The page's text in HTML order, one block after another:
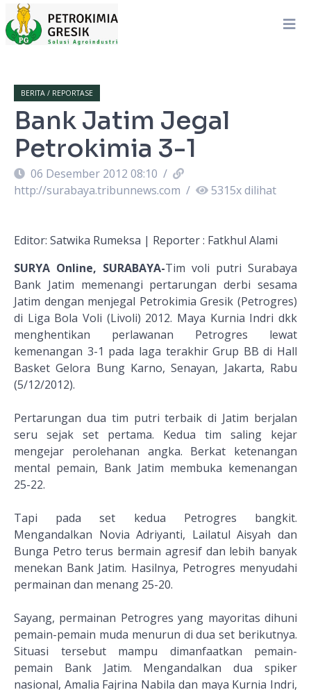
BERITA / REPORTASE
Bank Jatim Jegal
Petrokimia 3-1
06 Desember 2012 08:10 /
http://surabaya.tribunnews.com / 5315x dilihat
Editor: Satwika Rumeksa | Reporter : Fatkhul Alami
SURYA Online, SURABAYA-Tim voli putri Surabaya
Bank Jatim memenangi pertarungan derbi sesama
Jatim dengan menjegal Petrokimia Gresik (Petrogres)
di Liga Bola Voli (Livoli) 2012. Maya Kurnia Indri dkk
menghentikan perlawanan Petrogres lewat
kemenangan 3-1 pada laga terakhir Grup BB di Hall
Basket Gelora Bung Karno, Senayan, Jakarta, Rabu
(5/12/2012).
Pertarungan dua tim putri terbaik di Jatim berjalan
seru sejak set pertama. Kedua tim saling kejar
mengejar perolehanan angka. Berkat ketenangan
mental pemain, Bank Jatim membuka kemenangan
25-22.
Tapi pada set kedua Petrogres bangkit.
Mengandalkan Novia Adriyanti, Lailatul Aisyah dan
Bunga Petro terus bermain agresif dan lebih banyak
menekan Bank Jatim. Hasilnya, Petrogres menyudahi
permainan dan menang 25-20.
Sayang, permainan Petrogres yang mayoritas dihuni
pemain-pemain muda menurun di dua set berikutnya.
Situasi tersebut mampu dimanfaatkan pemain-
pemain Bank Jatim. Mengandalkan dua spiker
nasional, Amalia Fajrina Nabila dan maya Kurnia Indri,